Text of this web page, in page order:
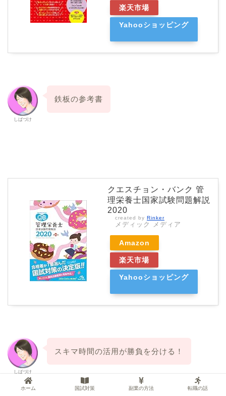
楽天市場
Yahooショッピング
しばづけ
鉄板の参考書
クエスチョン・バンク 管
理栄養士国家試験問題解説
2020
created by Rinker
メディック メディア
Amazon
楽天市場
Yahooショッピング
しばづけ
スキマ時間の活用が勝負を分ける！
ホーム 国試対策 副業の方法 転職の話